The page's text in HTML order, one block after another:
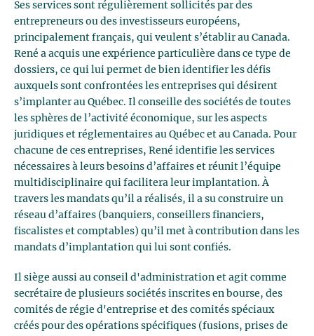
Ses services sont régulièrement sollicités par des
entrepreneurs ou des investisseurs européens,
principalement français, qui veulent s’établir au Canada.
René a acquis une expérience particulière dans ce type de
dossiers, ce qui lui permet de bien identifier les défis
auxquels sont confrontées les entreprises qui désirent
s’implanter au Québec. Il conseille des sociétés de toutes
les sphères de l’activité économique, sur les aspects
juridiques et réglementaires au Québec et au Canada. Pour
chacune de ces entreprises, René identifie les services
nécessaires à leurs besoins d’affaires et réunit l’équipe
multidisciplinaire qui facilitera leur implantation. À
travers les mandats qu’il a réalisés, il a su construire un
réseau d’affaires (banquiers, conseillers financiers,
fiscalistes et comptables) qu’il met à contribution dans les
mandats d’implantation qui lui sont confiés.
Il siège aussi au conseil d'administration et agit comme
secrétaire de plusieurs sociétés inscrites en bourse, des
comités de régie d'entreprise et des comités spéciaux
créés pour des opérations spécifiques (fusions, prises de